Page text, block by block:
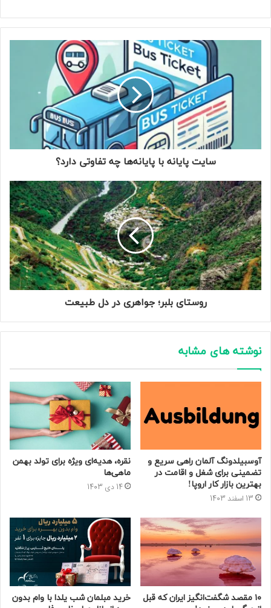
سایت پایانه با پایانه‌ها چه تفاوتی دارد؟
روستای بلبر؛ جواهری در دل طبیعت
نوشته های مشابه
آوسبیلدونگ آلمان راهی سریع و
تضمینی برای شغل و اقامت در
بهترین بازار کار اروپا!
13 اسفند 1403
نقره، هدیه‌ای ویژه برای تولد بهمن
ماهی‌ها
14 دی 1403
۱۰ مقصد شگفت‌انگیز ایران که قبل
خرید مبلمان شب یلدا با وام بدون